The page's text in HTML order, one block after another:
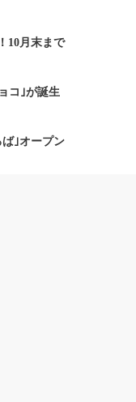
10月末まで
コ｣が誕生
ば｣オープン